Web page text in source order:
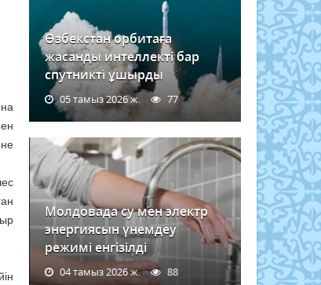
Өзбекстан орбитаға
жасанды интеллекті бар
спутникті ұшырды
05 тамыз 2026 ж. 77
Молдовада су мен электр
энергиясын үнемдеу
режимі енгізілді
04 тамыз 2026 ж. 88